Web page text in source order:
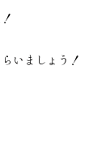
いましょう！